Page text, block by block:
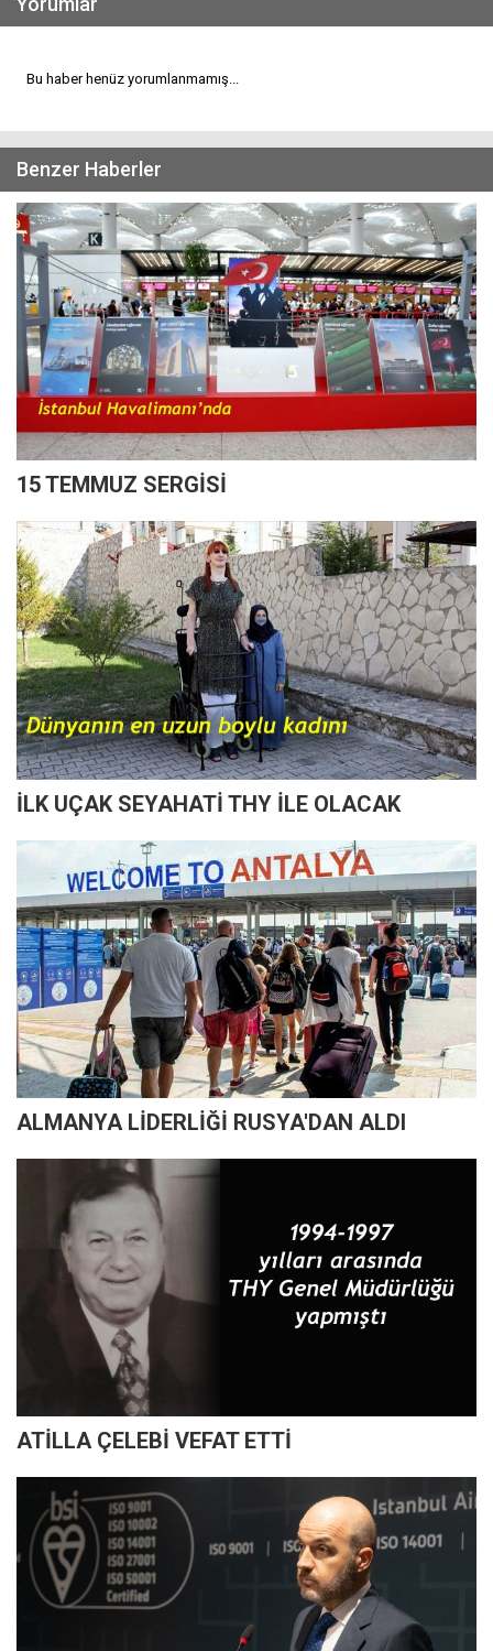
Bu haber henüz yorumlanmamış...
Benzer Haberler
15 TEMMUZ SERGİSİ
İLK UÇAK SEYAHATİ THY İLE OLACAK
ALMANYA LİDERLİĞİ RUSYA'DAN ALDI
ATİLLA ÇELEBİ VEFAT ETTİ